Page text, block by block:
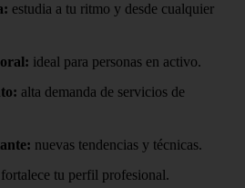
estudia a tu ritmo y desde cualquier
ideal para personas en activo.
alta demanda de servicios de
nuevas tendencias y técnicas.
fortalece tu perfil profesional.